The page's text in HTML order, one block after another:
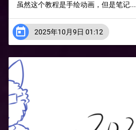
虽然这个教程是手绘动画，但是笔记...
 2025年10月9日 01:12